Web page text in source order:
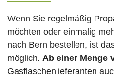
Wenn Sie regelmäßig
möchten oder einmalig
nach Bern bestellen, ist
möglich. Ab einer Menge
Gasflaschenlieferanten